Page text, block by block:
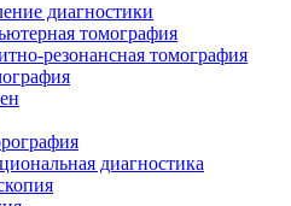
диагностики
томография
резонансная томография
диагностика